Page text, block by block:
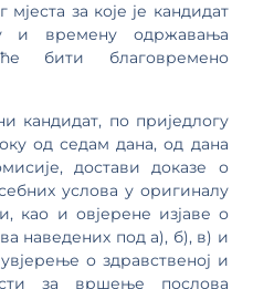
за које је кандидат
и времену одржавања
бити благовремено
кандидат, по приједлогу
од седам дана, од дана
достави доказе о
услова у оригиналу
као и овјерене изјаве о
наведених под а), б), в) и
о здравственој и
за вршење послова